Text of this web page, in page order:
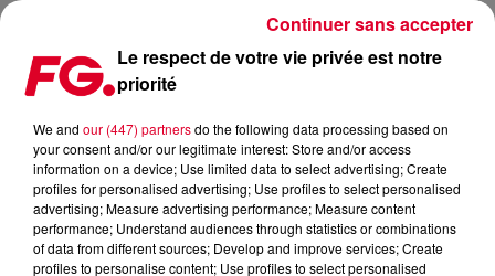
LES INVITÉS DE LA SEMAINE DE L'HAPPY HOUR FG
Publié : 17 mars 2025 à 11h29 par
Christophe HUBERT
Le respect de votre vie privée est notre
priorité
We and our (447) partnersdo the following data processing based on
your consent and/or our legitimate interest: Store and/or access
information on a device; Use limited data to select advertising; Create
profiles for personalised advertising; Use profiles to select personalised
advertising; Measure advertising performance; Measure content
performance; Understand audiences through statistics or combinations
of data from different sources; Develop and improve services; Create
profiles to personalise content; Use profiles to select personalised
Continuer sans accepter